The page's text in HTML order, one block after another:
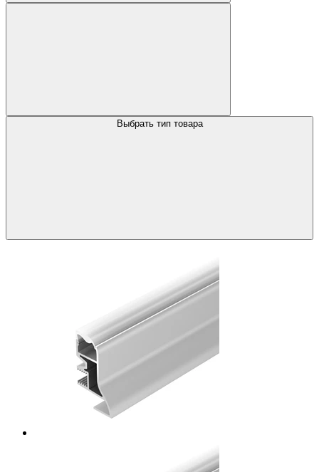
Выбрать тип товара